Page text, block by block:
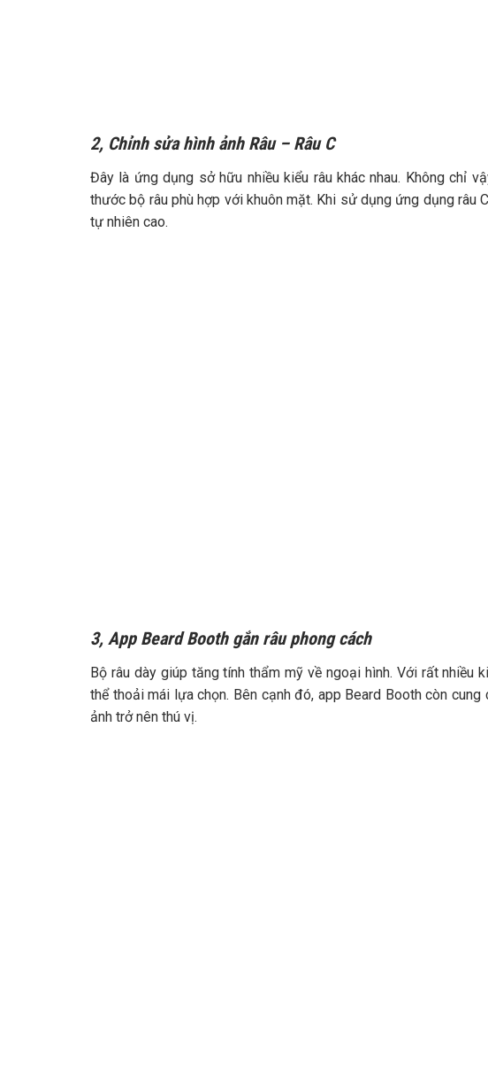
2, Chỉnh sửa hình ảnh Râu – Râu C
Đây là ứng dụng sở hữu nhiều kiểu râu khác nhau. Không chỉ
thước bộ râu phù hợp với khuôn mặt. Khi sử dụng ứng dụng
tự nhiên cao.
3, App Beard Booth gắn râu phong cách
Bộ râu dày giúp tăng tính thẩm mỹ về ngoại hình. Với rất nhiều
thể thoải mái lựa chọn. Bên cạnh đó, app Beard Booth còn
ảnh trở nên thú vị.